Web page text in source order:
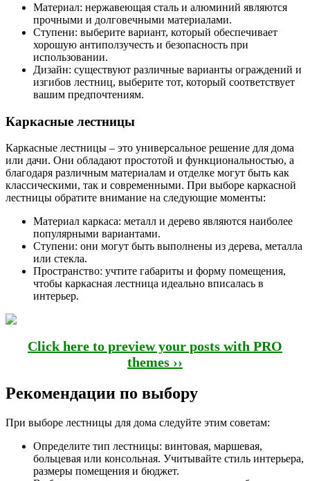
Материал: нержавеющая сталь и алюминий являются
прочными и долговечными материалами.
Ступени: выберите вариант, который обеспечивает
хорошую антиползучесть и безопасность при
использовании.
Дизайн: существуют различные варианты ограждений и
изгибов лестниц, выберите тот, который соответствует
вашим предпочтениям.
Каркасные лестницы
Каркасные лестницы – это универсальное решение для дома
или дачи. Они обладают простотой и функциональностью, а
благодаря различным материалам и отделке могут быть как
классическими, так и современными. При выборе каркасной
лестницы обратите внимание на следующие моменты:
Материал каркаса: металл и дерево являются наиболее
популярными вариантами.
Ступени: они могут быть выполнены из дерева, металла
или стекла.
Пространство: учтите габариты и форму помещения,
чтобы каркасная лестница идеально вписалась в
интерьер.
Click here to preview your posts with PRO
themes ››
Рекомендации по выбору
При выборе лестницы для дома следуйте этим советам:
Определите тип лестницы: винтовая, маршевая,
больцевая или консольная. Учитывайте стиль интерьера,
размеры помещения и бюджет.